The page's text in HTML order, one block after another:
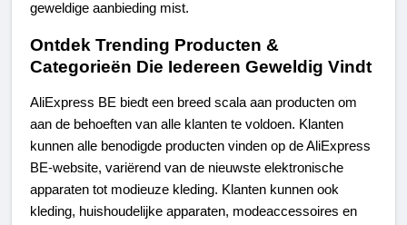
geweldige aanbieding mist.
Ontdek Trending Producten &
Categorieën Die Iedereen Geweldig Vindt
AliExpress BE biedt een breed scala aan producten om
aan de behoeften van alle klanten te voldoen. Klanten
kunnen alle benodigde producten vinden op de AliExpress
BE-website, variërend van de nieuwste elektronische
apparaten tot modieuze kleding. Klanten kunnen ook
kleding, huishoudelijke apparaten, modeaccessoires en